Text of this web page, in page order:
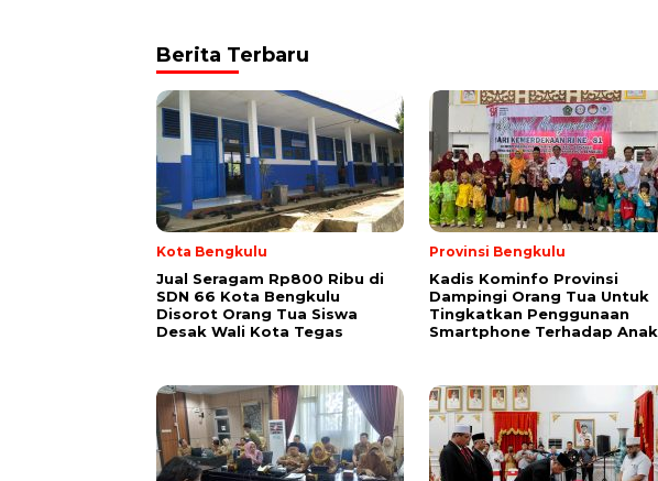
Berita Terbaru
Kota Bengkulu
Jual Seragam Rp800 Ribu di
SDN 66 Kota Bengkulu
Disorot Orang Tua Siswa
Desak Wali Kota Tegas
Provinsi Bengkulu
Kadis Kominfo Provinsi
Dampingi Orang Tua Untuk
Tingkatkan Penggunaan
Smartphone Terhadap Anak